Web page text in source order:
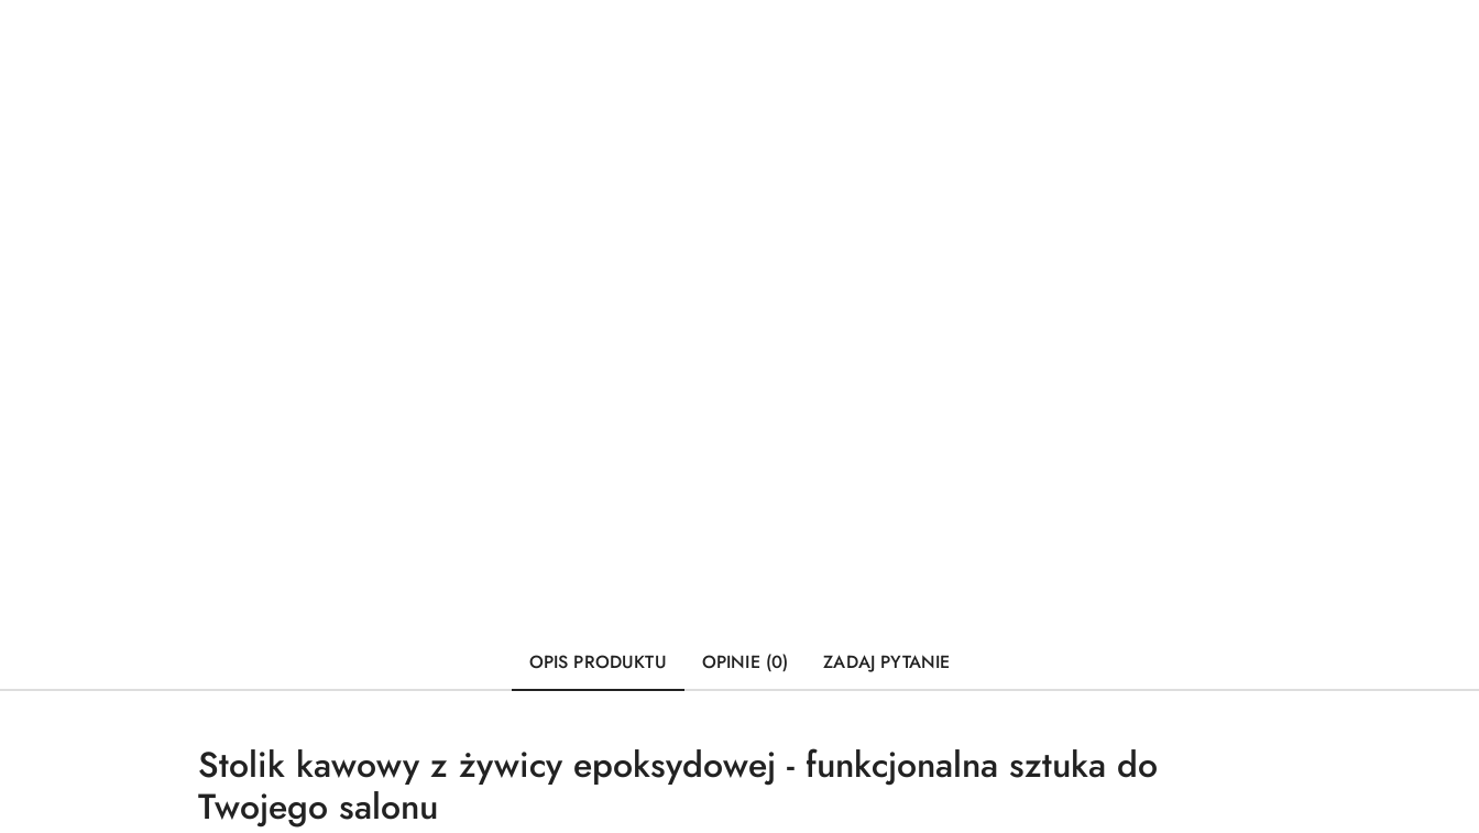
OPIS PRODUKTU OPINIE (0) ZADAJ PYTANIE
Stolik kawowy z żywicy epoksydowej - funkcjonalna sztuka do
Twojego salonu